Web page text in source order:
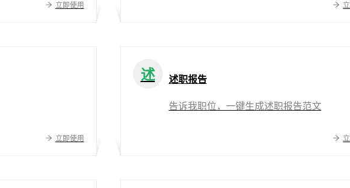
立即使用
立即使用
述 述职报告
告诉我职位，一键生成述职报告范文